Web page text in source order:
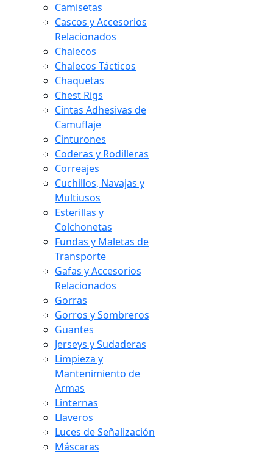
Camisetas
Cascos y Accesorios
Relacionados
Chalecos
Chalecos Tácticos
Chaquetas
Chest Rigs
Cintas Adhesivas de
Camuflaje
Cinturones
Coderas y Rodilleras
Correajes
Cuchillos, Navajas y
Multiusos
Esterillas y
Colchonetas
Fundas y Maletas de
Transporte
Gafas y Accesorios
Relacionados
Gorras
Gorros y Sombreros
Guantes
Jerseys y Sudaderas
Limpieza y
Mantenimiento de
Armas
Linternas
Llaveros
Luces de Señalización
Máscaras